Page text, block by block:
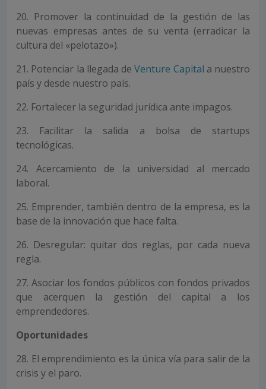
20. Promover la continuidad de la gestión de las
nuevas empresas antes de su venta (erradicar la
cultura del «pelotazo»).
21. Potenciar la llegada deVenture Capital a nuestro
país y desde nuestro país.
22. Fortalecer la seguridad jurídica ante impagos.
23. Facilitar la salida a bolsa de startups
tecnológicas.
24. Acercamiento de la universidad al mercado
laboral.
25. Emprender, también dentro de la empresa, es la
base de la innovación que hace falta.
26. Desregular: quitar dos reglas, por cada nueva
regla.
27. Asociar los fondos públicos con fondos privados
que acerquen la gestión del capital a los
emprendedores.
Oportunidades
28. El emprendimiento es la única vía para salir de la
crisis y el paro.